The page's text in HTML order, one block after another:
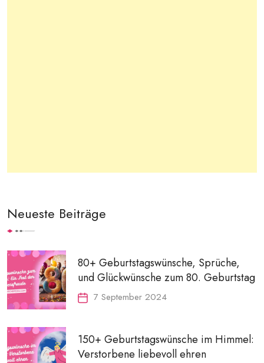
Neueste Beiträge
80+ Geburtstagswünsche, Sprüche,
und Glückwünsche zum 80. Geburtstag
7 September 2024
150+ Geburtstagswünsche im Himmel:
Verstorbene liebevoll ehren